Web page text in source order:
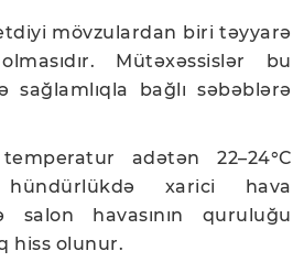
mövzulardan biri təyyarə
Mütəxəssislər bu
bağlı səbəblərə
adətən 22–24°C
hündürlükdə xarici hava
havasının quruluğu
hiss olunur.